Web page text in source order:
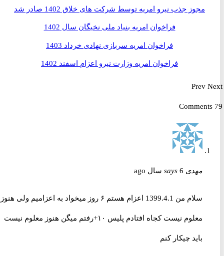
مجوز جذب نیرو امریه توسط شرکت های خلاق 1402 صادر شد
فراخوان امریه بنیاد ملی نخبگان سال 1402
فراخوان امریه سربازی نهادی خرداد 1403
فراخوان امریه وزارت نیرو اعزام اسفند 1402
Prev
مهدی says 6 سال ago
سلام من 1399.4.1 اعزام هستم ۶ روز میخواد به اعزامیم ولی هنوز
معلوم نیست کجاه افتادم پلیس ۱۰+رفتم میگن هنوز معلوم نیست
باید چیکار کنم